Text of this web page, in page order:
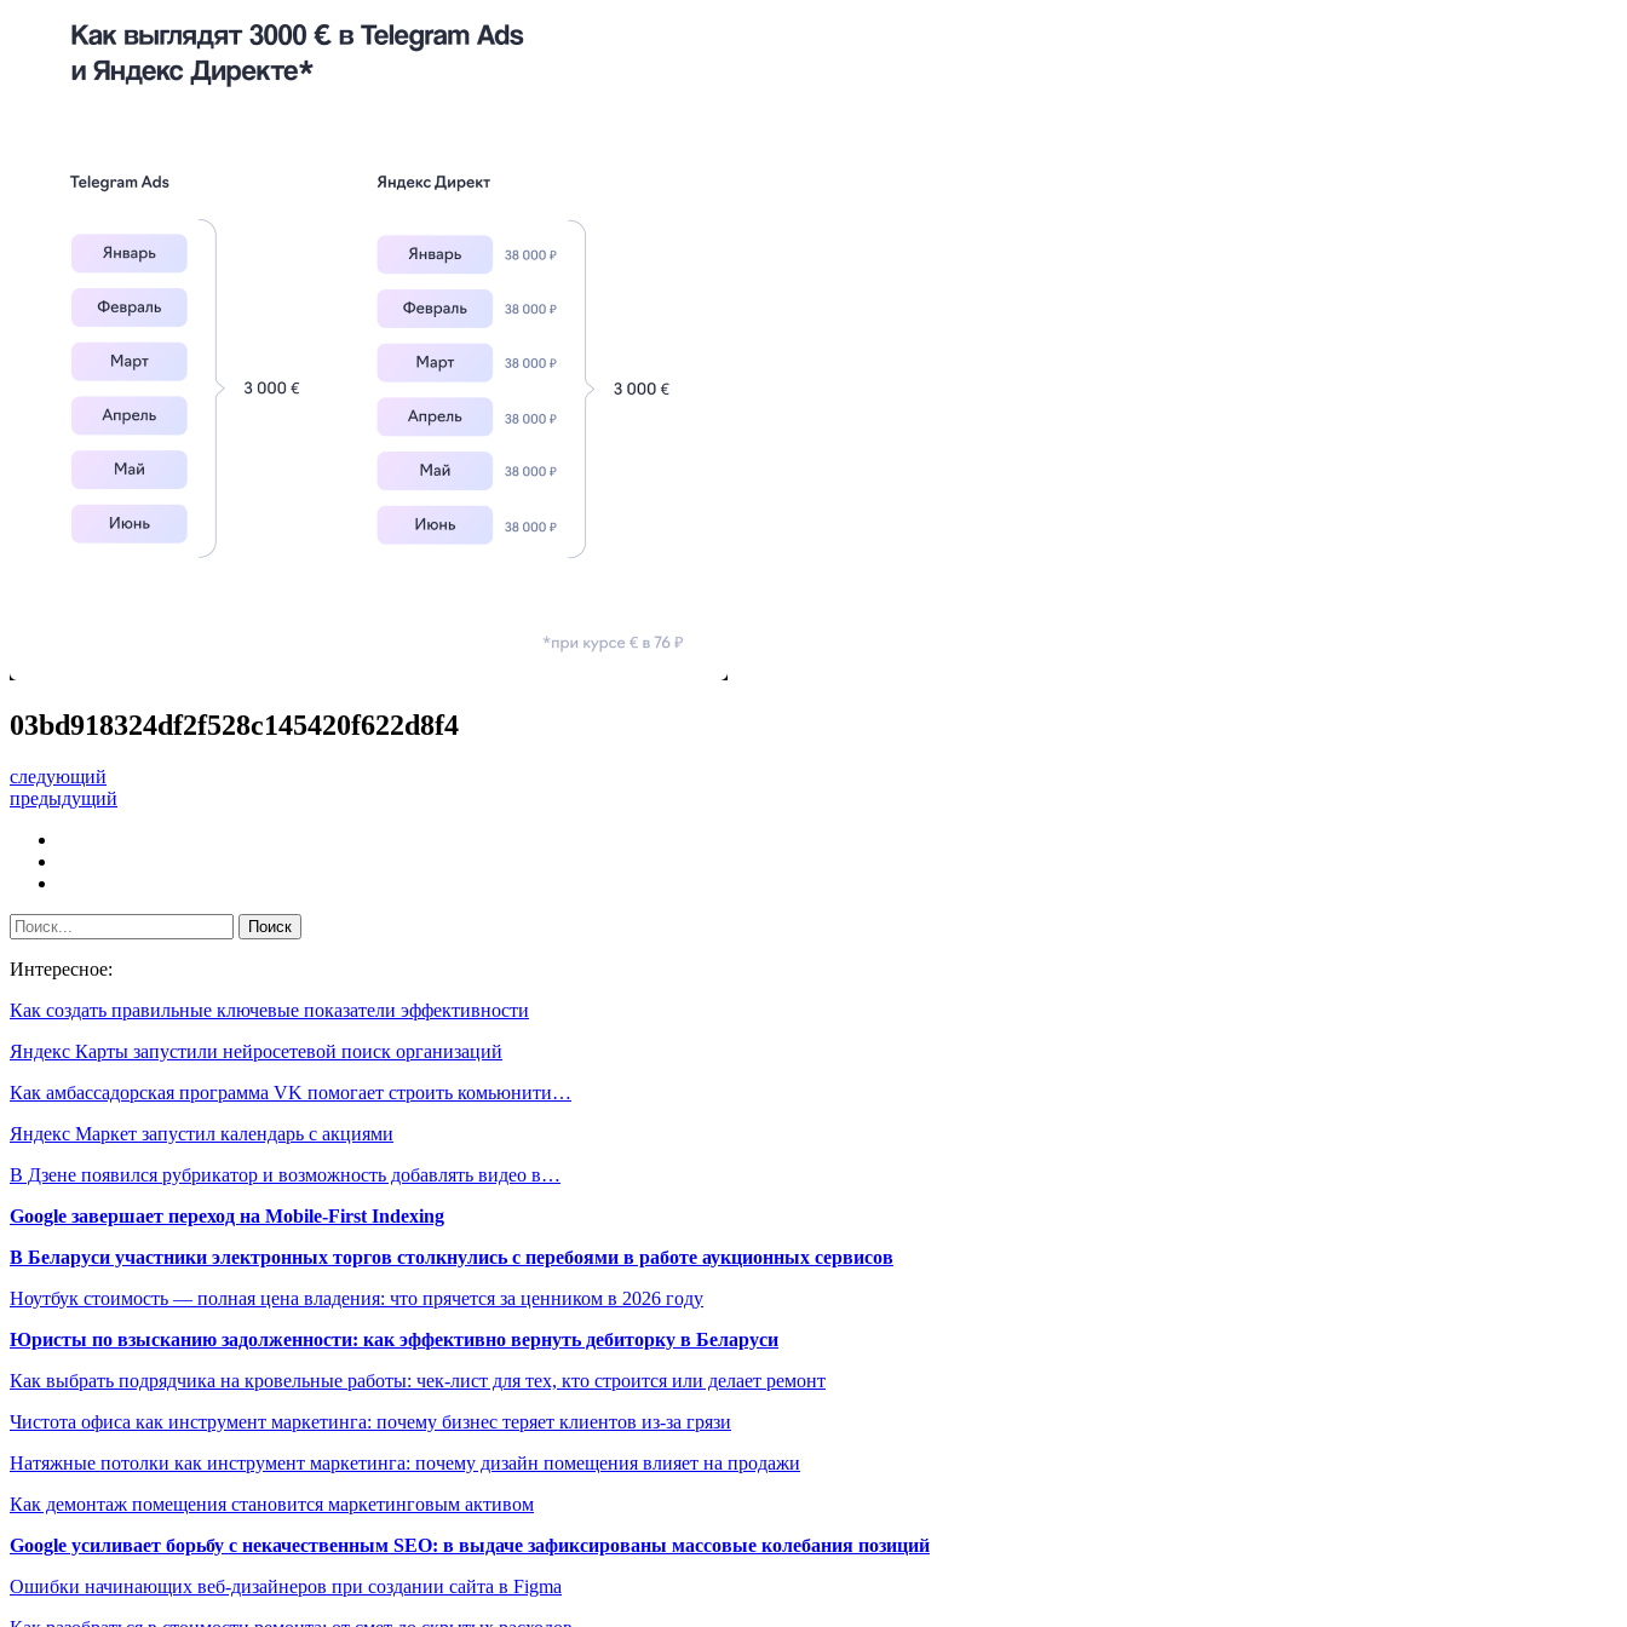
03bd918324df2f528c145420f622d8f4
следующий
предыдущий
Интересное:
Как создать правильные ключевые показатели эффективности
Яндекс Карты запустили нейросетевой поиск организаций
Как амбассадорская программа VK помогает строить комьюнити…
Яндекс Маркет запустил календарь с акциями
В Дзене появился рубрикатор и возможность добавлять видео в…
Google завершает переход на Mobile-First Indexing
В Беларуси участники электронных торгов столкнулись с перебоями в работе аукционных сервисов
Ноутбук стоимость — полная цена владения: что прячется за ценником в 2026 году
Юристы по взысканию задолженности: как эффективно вернуть дебиторку в Беларуси
Как выбрать подрядчика на кровельные работы: чек-лист для тех, кто строится или делает ремонт
Чистота офиса как инструмент маркетинга: почему бизнес теряет клиентов из-за грязи
Натяжные потолки как инструмент маркетинга: почему дизайн помещения влияет на продажи
Как демонтаж помещения становится маркетинговым активом
Google усиливает борьбу с некачественным SEO: в выдаче зафиксированы массовые колебания позиций
Ошибки начинающих веб-дизайнеров при создании сайта в Figma